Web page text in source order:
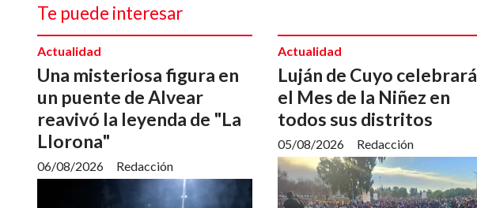
Te puede interesar
Una misteriosa figura en
un puente de Alvear
reavivó la leyenda de "La
Llorona"
Redacción
Actualidad
06/08/2026
Luján de Cuyo celebrará
el Mes de la Niñez en
todos sus distritos
Redacción
Actualidad
05/08/2026